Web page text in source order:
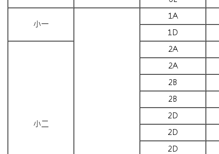
小一
1A
1D
小二
2A
2A
2B
2B
2D
2D
2D